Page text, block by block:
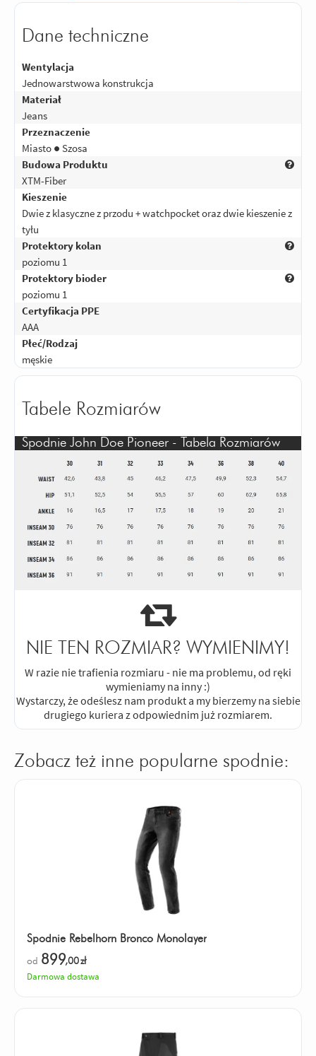
Dane techniczne
Wentylacja
Jednowarstwowa konstrukcja
Materiał
Jeans
Przeznaczenie
Miasto ● Szosa
Budowa Produktu
XTM-Fiber
Kieszenie
Dwie z klasyczne z przodu + watchpocket oraz dwie kieszenie z
tyłu
Protektory kolan
poziomu 1
Protektory bioder
poziomu 1
Certyfikacja PPE
AAA
Płeć/Rodzaj
męskie
Tabele Rozmiarów
Spodnie John Doe Pioneer - Tabela Rozmiarów
NIE TEN ROZMIAR? WYMIENIMY!
W razie nie trafienia rozmiaru - nie ma problemu, od ręki
wymieniamy na inny :)
Wystarczy, że odeślesz nam produkt a my bierzemy na siebie
drugiego kuriera z odpowiednim już rozmiarem.
Zobacz też inne popularne spodnie:
Spodnie Rebelhorn Bronco Monolayer
od 899,00zł
Darmowa dostawa